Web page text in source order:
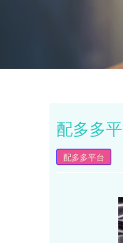
配多多
配多多平台